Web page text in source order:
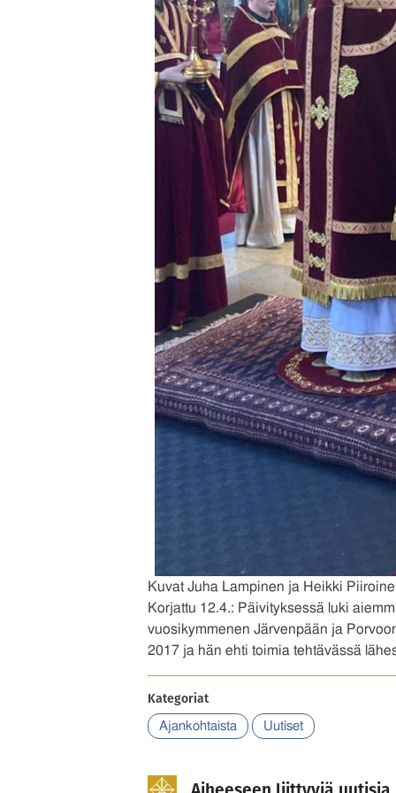
Kuvat Juha Lampinen ja Heikki
Korjattu 12.4.: Päivityksessä luki
vuosikymmenen Järvenpään ja
2017 ja hän ehti toimia tehtävässä
Kategoriat
Ajankohtaista Uutiset